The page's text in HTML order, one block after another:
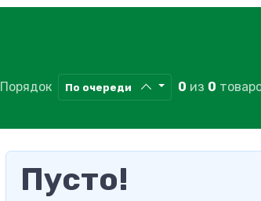
Порядок По очереди 0 из 0
Пусто!